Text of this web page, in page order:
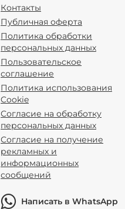
Контакты
Публичная оферта
Политика обработки
персональных данных
Пользовательское
соглашение
Политика использования
Cookie
Согласие на обработку
персональных данных
Согласие на получение
рекламных и
информационных
сообщений
Написать в WhatsApp